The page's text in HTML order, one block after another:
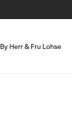
By Herr & Fru Lohse